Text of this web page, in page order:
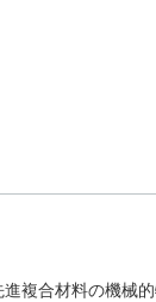
複合材料の機械